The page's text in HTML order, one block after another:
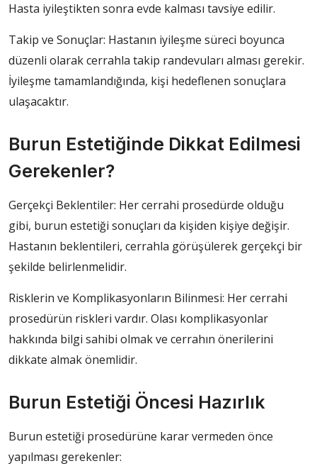
Hasta iyileştikten sonra evde kalması tavsiye edilir.
Takip ve Sonuçlar: Hastanın iyileşme süreci boyunca
düzenli olarak cerrahla takip randevuları alması gerekir.
İyileşme tamamlandığında, kişi hedeflenen sonuçlara
ulaşacaktır.
Burun Estetiğinde Dikkat Edilmesi
Gerekenler?
Gerçekçi Beklentiler: Her cerrahi prosedürde olduğu
gibi, burun estetiği sonuçları da kişiden kişiye değişir.
Hastanın beklentileri, cerrahla görüşülerek gerçekçi bir
şekilde belirlenmelidir.
Risklerin ve Komplikasyonların Bilinmesi: Her cerrahi
prosedürün riskleri vardır. Olası komplikasyonlar
hakkında bilgi sahibi olmak ve cerrahın önerilerini
dikkate almak önemlidir.
Burun Estetiği Öncesi Hazırlık
Burun estetiği prosedürüne karar vermeden önce
yapılması gerekenler: